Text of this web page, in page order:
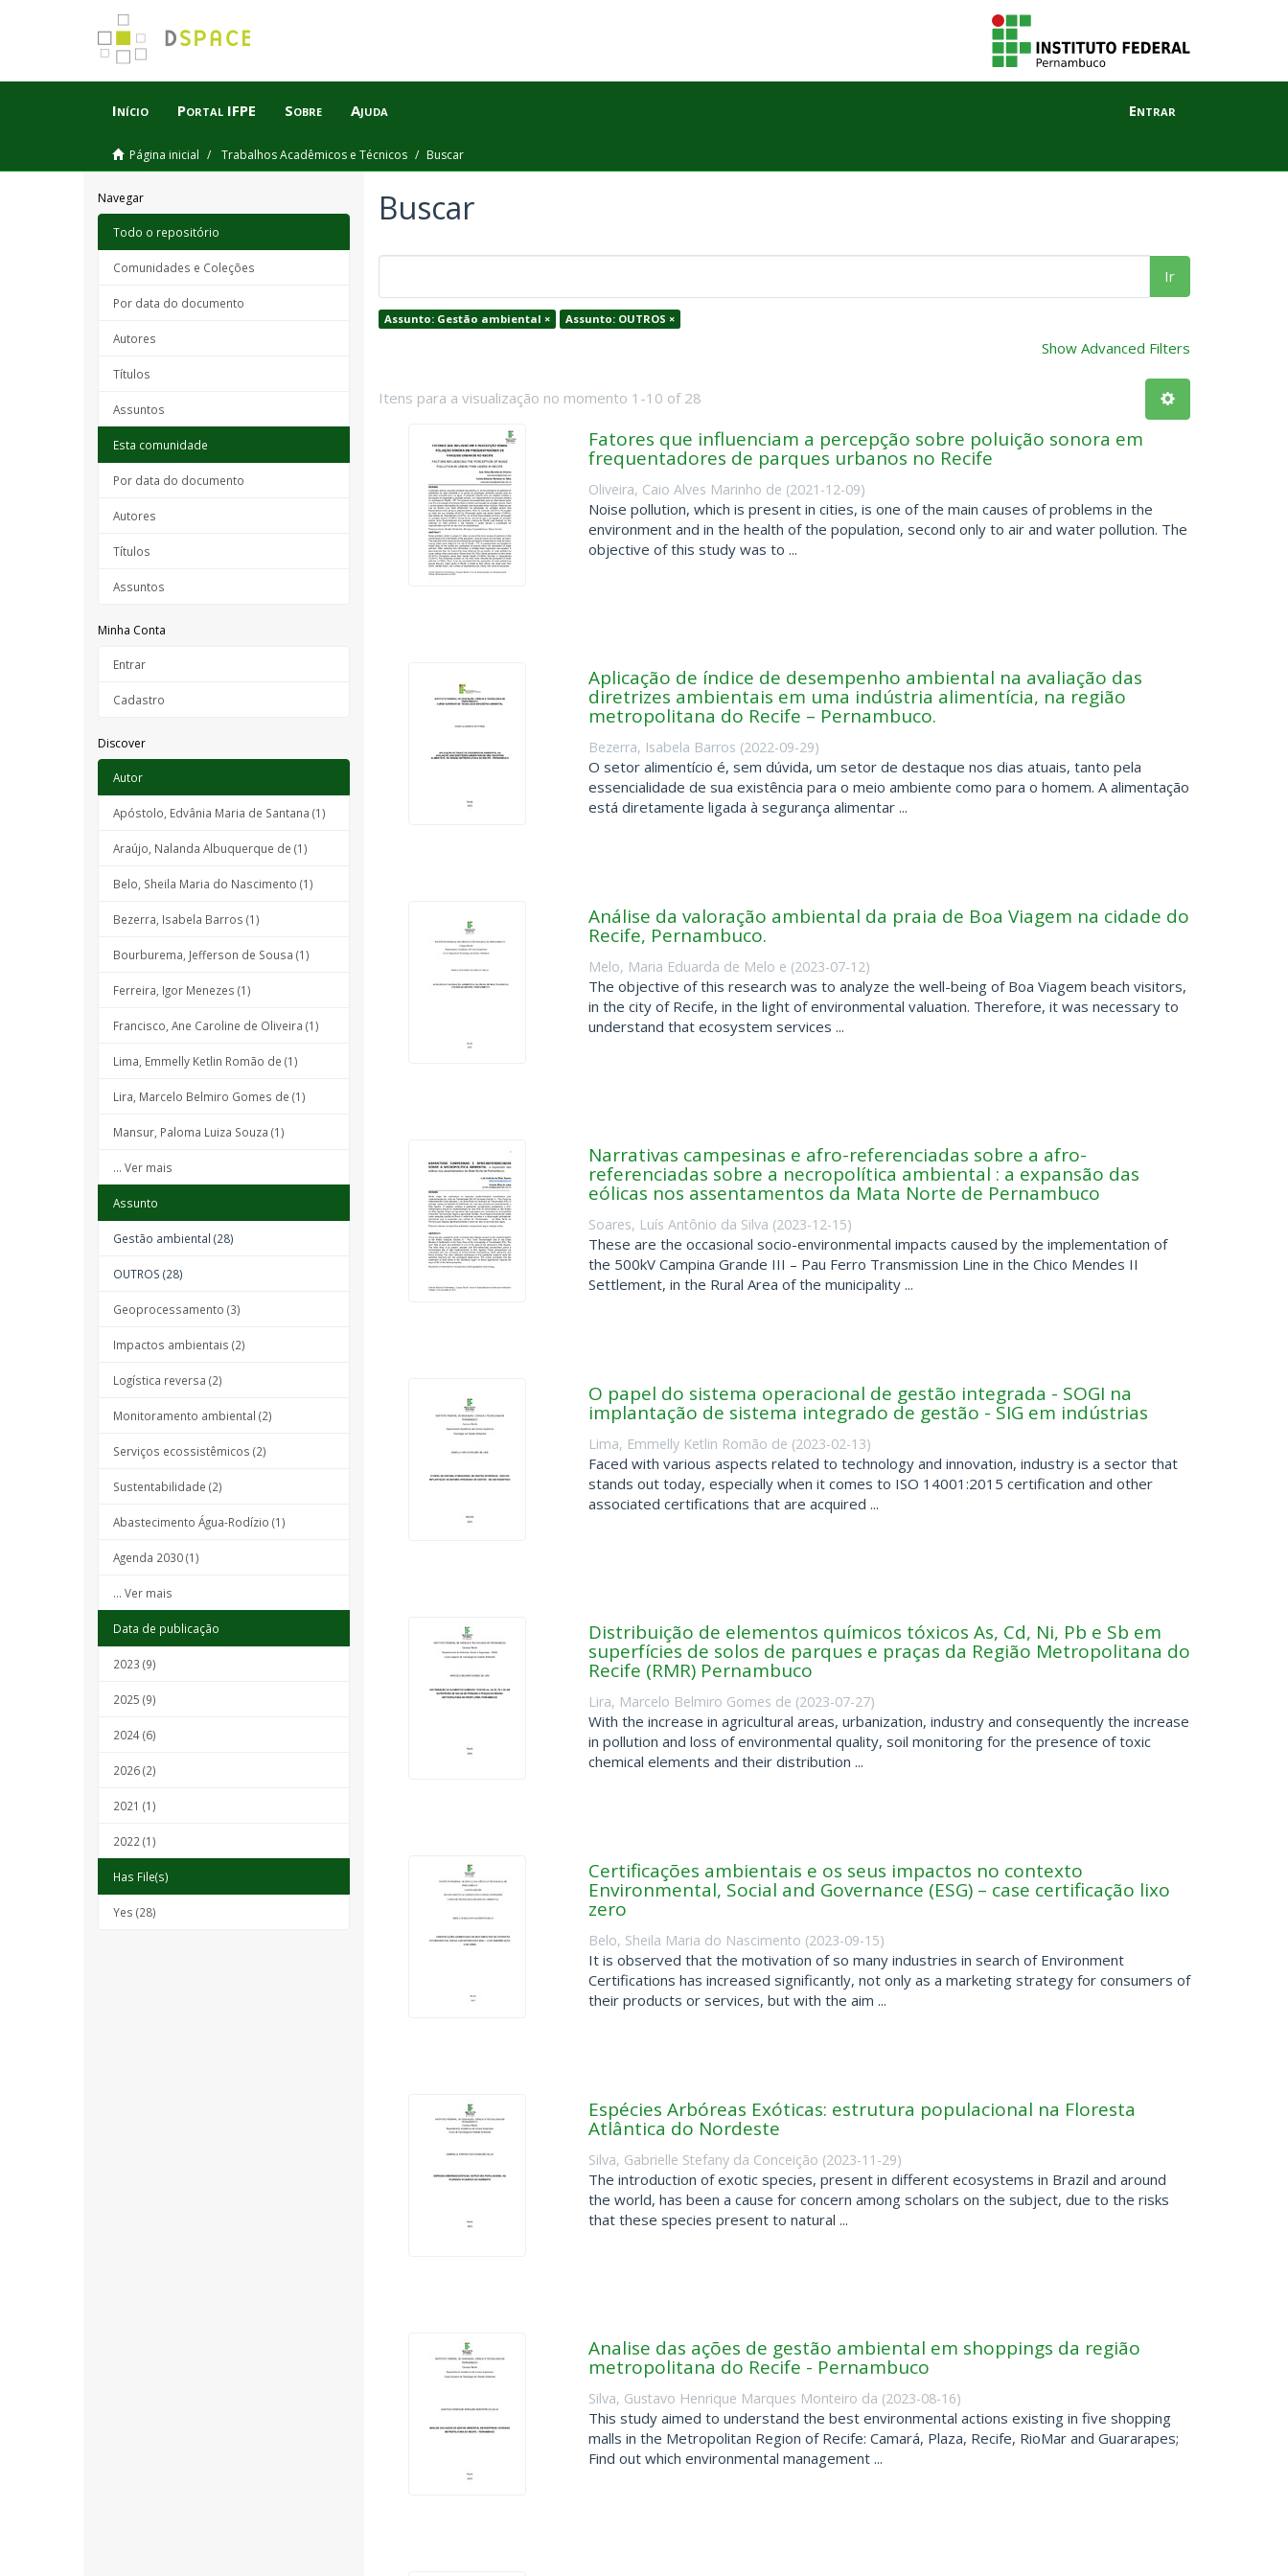
Início Portal IFPE Sobre Ajuda Entrar
Página inicial Trabalhos Acadêmicos e Técnicos Buscar
Navegar
Todo o repositório
Comunidades e Coleções
Por data do documento
Autores
Títulos
Assuntos
Esta comunidade
Por data do documento
Autores
Títulos
Assuntos
Minha Conta
Entrar
Cadastro
Discover
Autor
Apóstolo, Edvânia Maria de Santana (1)
Araújo, Nalanda Albuquerque de (1)
Belo, Sheila Maria do Nascimento (1)
Bezerra, Isabela Barros (1)
Bourburema, Jefferson de Sousa (1)
Ferreira, Igor Menezes (1)
Francisco, Ane Caroline de Oliveira (1)
Lima, Emmelly Ketlin Romão de (1)
Lira, Marcelo Belmiro Gomes de (1)
Mansur, Paloma Luiza Souza (1)
... Ver mais
Assunto
Gestão ambiental (28)
OUTROS (28)
Geoprocessamento (3)
Impactos ambientais (2)
Logística reversa (2)
Monitoramento ambiental (2)
Serviços ecossistêmicos (2)
Sustentabilidade (2)
Abastecimento Água-Rodízio (1)
Agenda 2030 (1)
... Ver mais
Data de publicação
2023 (9)
2025 (9)
2024 (6)
2026 (2)
2021 (1)
2022 (1)
Has File(s)
Yes (28)
Buscar
Ir
Assunto: Gestão ambiental × Assunto: OUTROS ×
Show Advanced Filters
Itens para a visualização no momento 1-10 of 28
Fatores que influenciam a percepção sobre poluição sonora em
frequentadores de parques urbanos no Recife
Oliveira, Caio Alves Marinho de (2021-12-09)
Noise pollution, which is present in cities, is one of the main causes of problems in the
environment and in the health of the population, second only to air and water pollution. The
objective of this study was to ...
Aplicação de índice de desempenho ambiental na avaliação das
diretrizes ambientais em uma indústria alimentícia, na região
metropolitana do Recife – Pernambuco.
Bezerra, Isabela Barros (2022-09-29)
O setor alimentício é, sem dúvida, um setor de destaque nos dias atuais, tanto pela
essencialidade de sua existência para o meio ambiente como para o homem. A alimentação
está diretamente ligada à segurança alimentar ...
Análise da valoração ambiental da praia de Boa Viagem na cidade do
Recife, Pernambuco.
Melo, Maria Eduarda de Melo e (2023-07-12)
The objective of this research was to analyze the well-being of Boa Viagem beach visitors,
in the city of Recife, in the light of environmental valuation. Therefore, it was necessary to
understand that ecosystem services ...
Narrativas campesinas e afro-referenciadas sobre a afro-
referenciadas sobre a necropolítica ambiental : a expansão das
eólicas nos assentamentos da Mata Norte de Pernambuco
Soares, Luís Antônio da Silva (2023-12-15)
These are the occasional socio-environmental impacts caused by the implementation of
the 500kV Campina Grande III – Pau Ferro Transmission Line in the Chico Mendes II
Settlement, in the Rural Area of the municipality ...
O papel do sistema operacional de gestão integrada - SOGI na
implantação de sistema integrado de gestão - SIG em indústrias
Lima, Emmelly Ketlin Romão de (2023-02-13)
Faced with various aspects related to technology and innovation, industry is a sector that
stands out today, especially when it comes to ISO 14001:2015 certification and other
associated certifications that are acquired ...
Distribuição de elementos químicos tóxicos As, Cd, Ni, Pb e Sb em
superfícies de solos de parques e praças da Região Metropolitana do
Recife (RMR) Pernambuco
Lira, Marcelo Belmiro Gomes de (2023-07-27)
With the increase in agricultural areas, urbanization, industry and consequently the increase
in pollution and loss of environmental quality, soil monitoring for the presence of toxic
chemical elements and their distribution ...
Certificações ambientais e os seus impactos no contexto
Environmental, Social and Governance (ESG) – case certificação lixo
zero
Belo, Sheila Maria do Nascimento (2023-09-15)
It is observed that the motivation of so many industries in search of Environment
Certifications has increased significantly, not only as a marketing strategy for consumers of
their products or services, but with the aim ...
Espécies Arbóreas Exóticas: estrutura populacional na Floresta
Atlântica do Nordeste
Silva, Gabrielle Stefany da Conceição (2023-11-29)
The introduction of exotic species, present in different ecosystems in Brazil and around
the world, has been a cause for concern among scholars on the subject, due to the risks
that these species present to natural ...
Analise das ações de gestão ambiental em shoppings da região
metropolitana do Recife - Pernambuco
Silva, Gustavo Henrique Marques Monteiro da (2023-08-16)
This study aimed to understand the best environmental actions existing in five shopping
malls in the Metropolitan Region of Recife: Camará, Plaza, Recife, RioMar and Guararapes;
Find out which environmental management ...